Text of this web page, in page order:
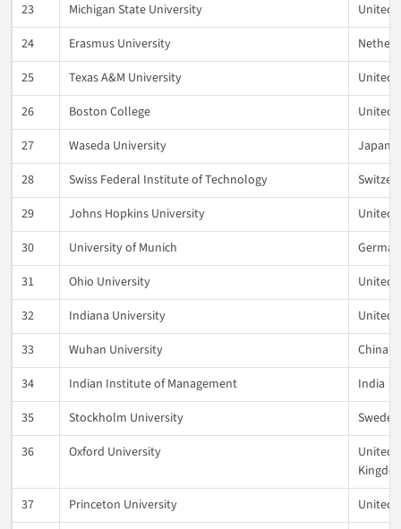
23
Michigan State University
United
24
Erasmus University
25
Texas A&M University
United
26
Boston College
United
27
Waseda University
Japan
28
Swiss Federal Institute of Technology
29
Johns Hopkins University
United
30
University of Munich
31
Ohio University
United
32
Indiana University
United
33
Wuhan University
China
34
Indian Institute of Management
India
35
Stockholm University
Sweden
36
Oxford University
United
37
Princeton University
United